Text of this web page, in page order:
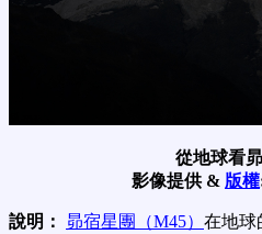
從地球看
影像提供 & 版權
說明： 昴宿星團（M45） 在地球